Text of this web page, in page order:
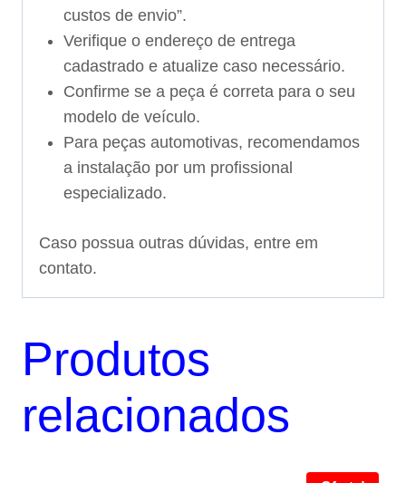
custos de envio”.
Verifique o endereço de entrega
cadastrado e atualize caso necessário.
Confirme se a peça é correta para o seu
modelo de veículo.
Para peças automotivas, recomendamos
a instalação por um profissional
especializado.
Caso possua outras dúvidas, entre em
contato.
Produtos
relacionados